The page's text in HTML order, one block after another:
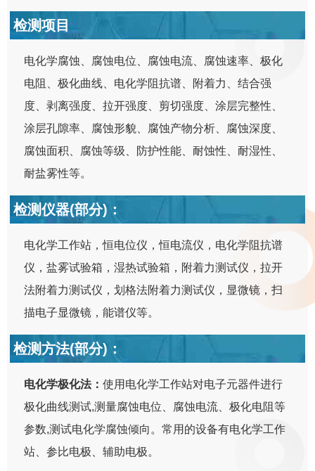
检测项目
电化学腐蚀、腐蚀电位、腐蚀电流、腐蚀速率、极化
电阻、极化曲线、电化学阻抗谱、附着力、结合强
度、剥离强度、拉开强度、剪切强度、涂层完整性、
涂层孔隙率、腐蚀形貌、腐蚀产物分析、腐蚀深度、
腐蚀面积、腐蚀等级、防护性能、耐蚀性、耐湿性、
耐盐雾性等。
检测仪器(部分)：
电化学工作站，恒电位仪，恒电流仪，电化学阻抗谱
仪，盐雾试验箱，湿热试验箱，附着力测试仪，拉开
法附着力测试仪，划格法附着力测试仪，显微镜，扫
描电子显微镜，能谱仪等。
检测方法(部分)：
电化学极化法：使用电化学工作站对电子元器件进行
极化曲线测试,测量腐蚀电位、腐蚀电流、极化电阻等
参数,测试电化学腐蚀倾向。常用的设备有电化学工作
站、参比电极、辅助电极。